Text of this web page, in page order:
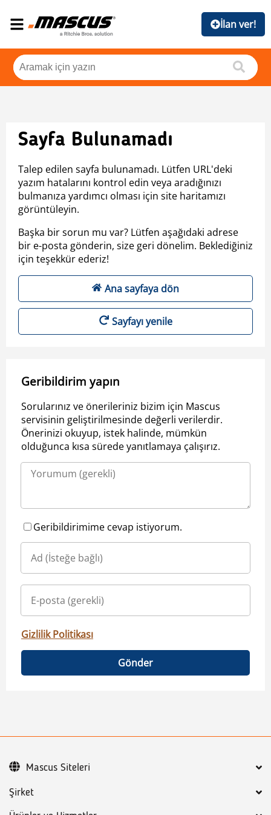
İlan ver!
Sayfa Bulunamadı
Talep edilen sayfa bulunamadı. Lütfen URL'deki
yazım hatalarını kontrol edin veya aradığınızı
bulmanıza yardımcı olması için site haritamızı
görüntüleyin.
Başka bir sorun mu var? Lütfen aşağıdaki adrese
bir e-posta gönderin, size geri dönelim. Beklediğiniz
için teşekkür ederiz!
Ana sayfaya dön
Sayfayı yenile
Geribildirim yapın
Sorularınız ve önerileriniz bizim için Mascus
servisinin geliştirilmesinde değerli verilerdir.
Önerinizi okuyup, istek halinde, mümkün
olduğunca kısa sürede yanıtlamaya çalışırız.
Geribildirimime cevap istiyorum.
Gizlilik Politikası
Gönder
Şirket
Mascus Siteleri